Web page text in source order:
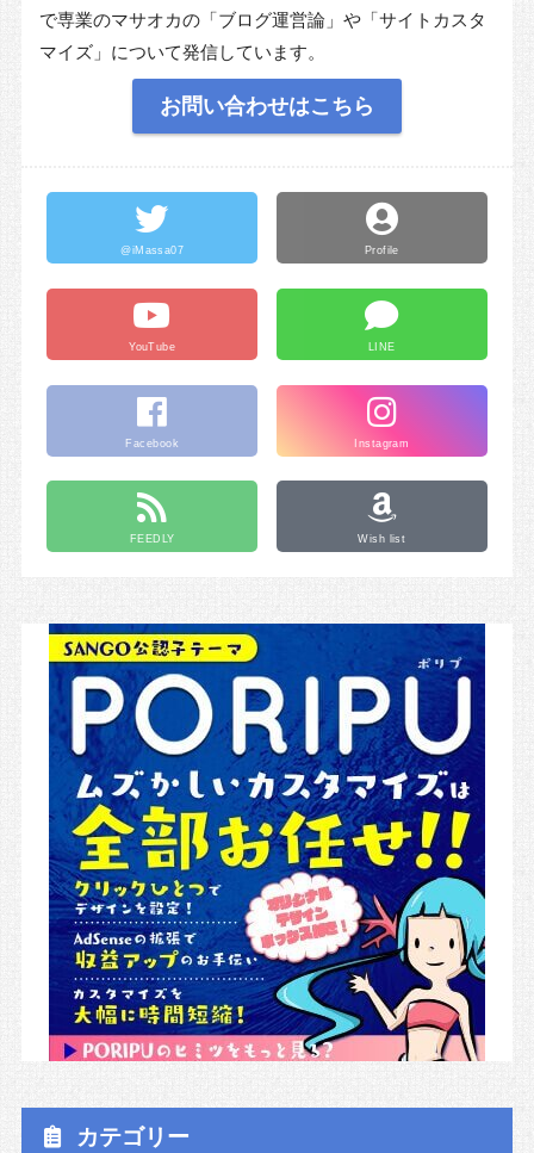
で専業のマサオカの「ブログ運営論」や「サイトカスタ
マイズ」について発信しています。
お問い合わせはこちら
@iMassa07 Profile
YouTube LINE
Facebook Instagram
FEEDLY Wish list
カテゴリー